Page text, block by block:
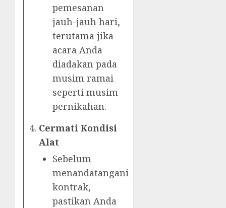
pemesanan
jauh-jauh hari,
terutama jika
acara Anda
diadakan pada
musim ramai
seperti musim
pernikahan.
Cermati Kondisi
Alat
Sebelum
menandatangani
kontrak,
pastikan Anda